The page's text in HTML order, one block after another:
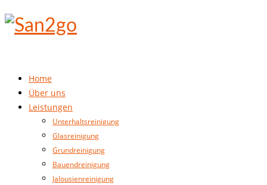
Home
Über uns
Leistungen
Unterhaltsreinigung
Glasreinigung
Grundreinigung
Bauendreinigung
Jalousienreinigung